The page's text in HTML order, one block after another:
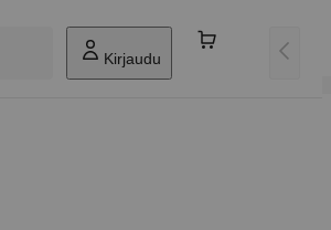
Kirjaudu